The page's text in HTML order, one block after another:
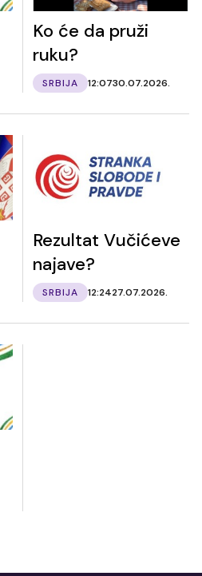
Ko će da pruži
ruku?
SRBIJA 12:0730.07.2026.
Rezultat Vučićeve
najave?
SRBIJA 12:2427.07.2026.